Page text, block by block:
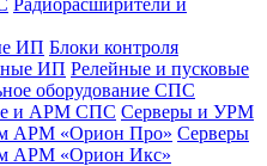
Радиорасширители и
ИП Блоки контроля
ИП Релейные и пусковые
оборудование СПС
и АРМ СПС Серверы и УРМ
АРМ «Орион Про» Серверы
АРМ «Орион Икс»